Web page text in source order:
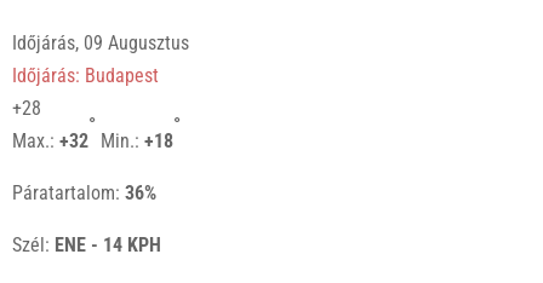
Időjárás, 09 Augusztus
Időjárás: Budapest
+28
Max.:+32
°
Min.:+18
°
Páratartalom:36%
Szél: ENE - 14 KPH